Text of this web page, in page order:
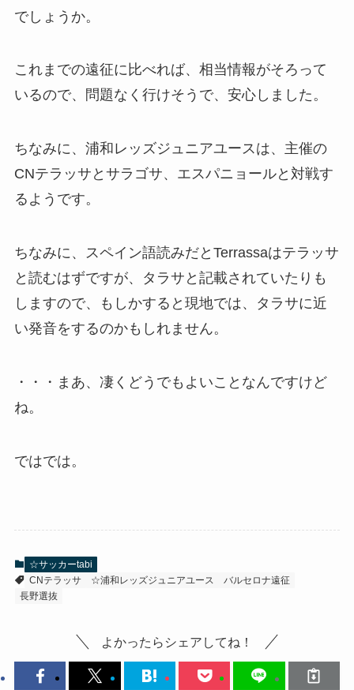
でしょうか。
これまでの遠征に比べれば、相当情報がそろって
いるので、問題なく行けそうで、安心しました。
ちなみに、浦和レッズジュニアユースは、主催の
CNテラッサとサラゴサ、エスパニョールと対戦す
るようです。
ちなみに、スペイン語読みだとTerrassaはテラッサ
と読むはずですが、タラサと記載されていたりも
しますので、もしかすると現地では、タラサに近
い発音をするのかもしれません。
・・・まあ、凄くどうでもよいことなんですけど
ね。
ではでは。
☆サッカーtabi
CNテラッサ
☆浦和レッズジュニアユース
バルセロナ遠征
長野選抜
よかったらシェアしてね！